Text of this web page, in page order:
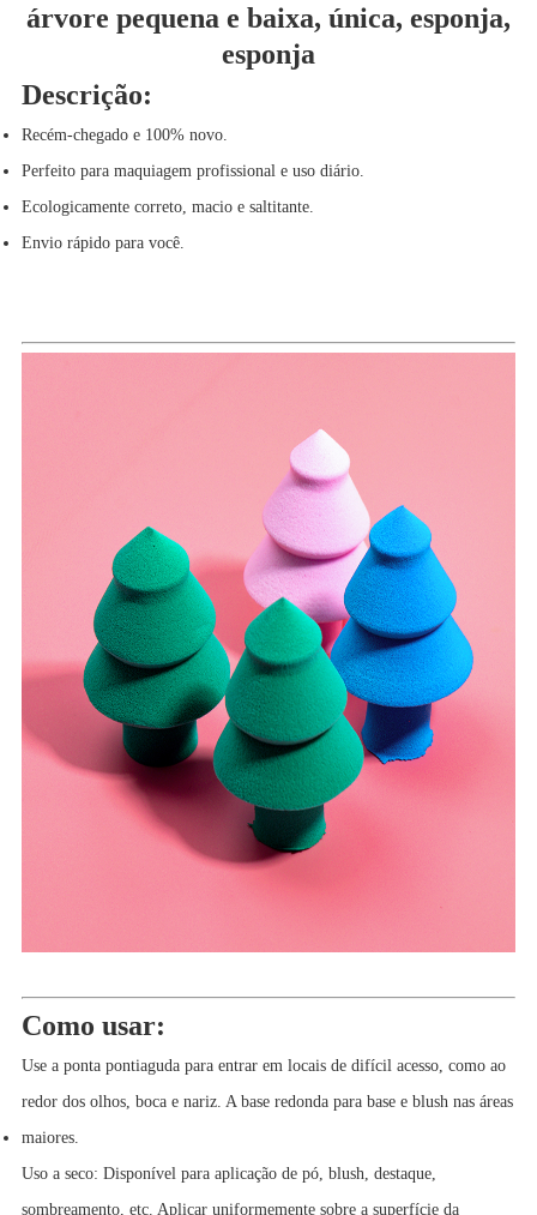
árvore pequena e baixa, única, esponja,
esponja
Descrição:
Recém-chegado e 100% novo.
Perfeito para maquiagem profissional e uso diário.
Ecologicamente correto, macio e saltitante.
Envio rápido para você.
Como usar:
Use a ponta pontiaguda para entrar em locais de difícil acesso, como ao
redor dos olhos, boca e nariz. A base redonda para base e blush nas áreas
maiores.
Uso a seco: Disponível para aplicação de pó, blush, destaque,
sombreamento, etc. Aplicar uniformemente sobre a superfície da